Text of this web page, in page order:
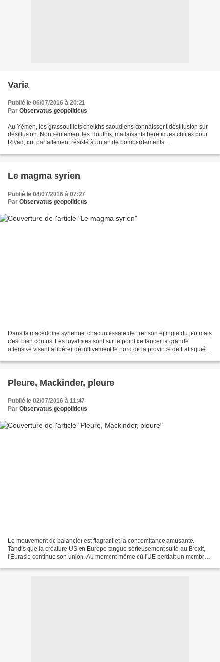
Varia
Publié le 06/07/2016 à 20:21
Par Observatus geopoliticus
Au Yémen, les grassouillets cheikhs saoudiens connaissent désillusion sur
désillusion. Non seulement les Houthis, malfaisants hérétiques chiites pour
Riyad, ont parfaitement résisté à un an de bombardements
Le magma syrien
Publié le 04/07/2016 à 07:27
Par Observatus geopoliticus
Dans la macédoine syrienne, chacun essaie de tirer son épingle du jeu mais
c'est bien confus. Les loyalistes sont sur le point de lancer la grande
offensive visant à libérer définitivement le nord de la province de Lattaquié,
Pleure, Mackinder, pleure
Publié le 02/07/2016 à 11:47
Par Observatus geopoliticus
Le mouvement de balancier est flagrant et la concomitance amusante.
Tandis que la créature US en Europe tangue sérieusement suite au Brexit,
l'Eurasie continue son union. Au moment même où l'UE perdait un membre,